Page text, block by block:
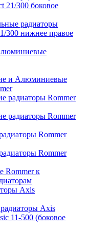
21/300 боковое
радиаторы
300 нижнее правое
и Алюминиевые
радиаторы Rommer
радиаторы Rommer
Rommer
Rommer
Rommer к
Axis
Axis
11-500 (боковое